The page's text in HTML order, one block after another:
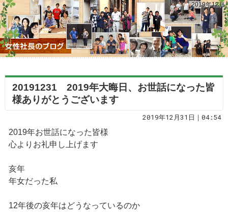
2019年12月
20191231 2019年大晦日、お世話になった皆
様ありがとうございます
2019年12月31日｜04:54
2019年お世話になった皆様
心よりお礼申し上げます
亥年
年女だった私
12年後の亥年はどうなっているのか